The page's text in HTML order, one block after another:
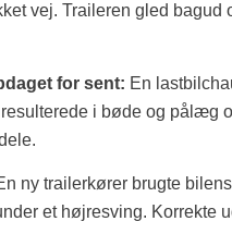
vej. Traileren gled
for sent: En
i bøde og pålæg
ny trailerkører brugte
et højresving. Korrekte